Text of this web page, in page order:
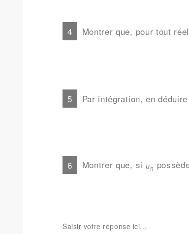
Montrer que, pour tout réel
Par intégration, en
Montrer que, si un